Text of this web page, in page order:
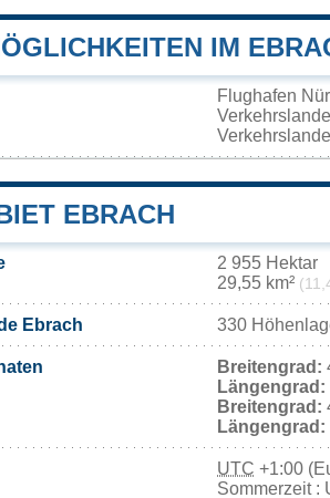
IM
Flughafen
EBRACH
2 955 Hektar
29,55 km²
Ebrach 330
Breitengrad:
Längengrad:
Breitengrad:
Längengrad:
UTC +1:00
Sommerzeit :